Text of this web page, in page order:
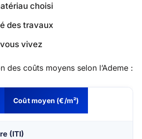
choisi
des travaux
vivez
des coûts moyens selon l’Ademe :
Coût moyen (€/m²)
(ITI)